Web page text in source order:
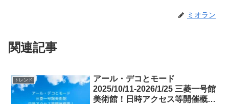
ミオラン
関連記事
トレンド
アール・デコとモード
2025/10/11-2026/1/25 三菱一号館
美術館！日時アクセス等開催概要